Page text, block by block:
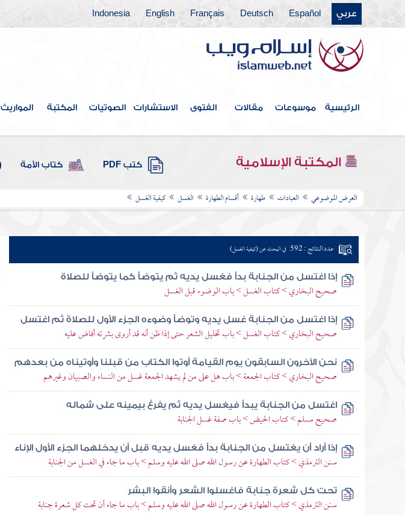
عربي Español
Deutsch
Français
English
Indonesia
الرئيسية موسوعات مقالات الفتوى الاستشارات الصوتيات المكتبة المواريث
المكتبة الإسلامية كتب PDF كتاب الأمة
العرض الموضوعي العبادات طهارة أقسام الطهارة الغسل كيفية الغسل
عدد النتائج : 592 في البحث عن (كيفية الغسل)
إذا اغتسل من الجنابة بدأ فغسل يديه ثم يتوضأ كما يتوضأ للصلاة
صحيح البخاري > كتاب الغسل > باب الوضوء قبل الغسل
إذا اغتسل من الجنابة غسل يديه وتوضأ وضوءه الجزء الأول للصلاة ثم اغتسل
صحيح البخاري > كتاب الغسل > باب تخليل الشعر حتى إذا ظن أنه قد أروى بشرته أفاض عليه
نحن الآخرون السابقون يوم القيامة أوتوا الكتاب من قبلنا وأوتيناه من بعدهم
صحيح البخاري > كتاب الجمعة > باب هل على من لم يشهد الجمعة غسل من النساء والصبيان وغيرهم
اغتسل من الجنابة يبدأ فيغسل يديه ثم يفرغ بيمينه على شماله
صحيح مسلم > كتاب الحيض > باب صفة غسل الجنابة
إذا أراد أن يغتسل من الجنابة بدأ فغسل يديه قبل أن يدخلهما الجزء الأول الإناء
سنن الترمذي > كتاب الطهارة عن رسول الله صلى الله عليه وسلم > باب ما جاء في الغسل من الجنابة
تحت كل شعرة جنابة فاغسلوا الشعر وأنقوا البشر
سنن الترمذي > كتاب الطهارة عن رسول الله صلى الله عليه وسلم > باب ما جاء أن تحت كل شعرة جنابة